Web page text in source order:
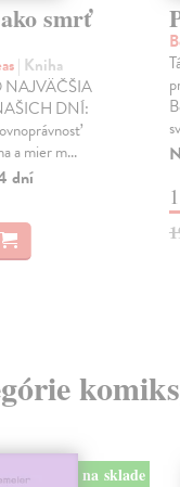
smrť
| Kniha
NAJVÄČŠIA
DNÍ:
a mier m...
dní
na sklade